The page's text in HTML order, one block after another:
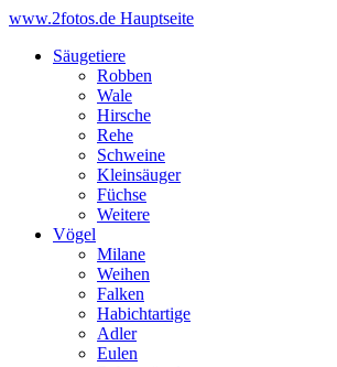
www.2fotos.de Hauptseite
Säugetiere
Robben
Wale
Hirsche
Rehe
Schweine
Kleinsäuger
Füchse
Weitere
Vögel
Milane
Weihen
Falken
Habichtartige
Adler
Eulen